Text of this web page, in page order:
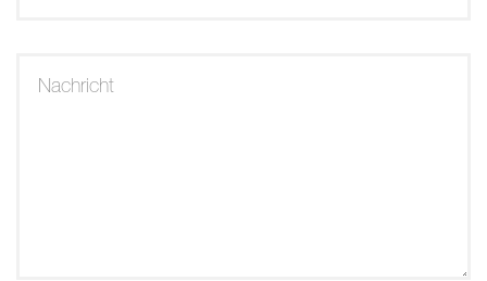
Nachricht